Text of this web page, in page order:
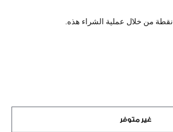
نقطة من خلال عملية الشراء هذه.
غير متوفر